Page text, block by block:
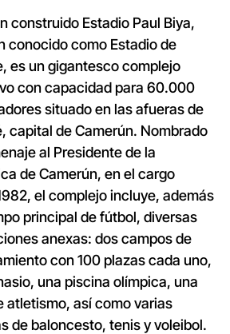
construido Estadio Paul Biya,
conocido como Estadio de
es un gigantesco complejo
con capacidad para 60.000
situado en las afueras de
capital de Camerún. Nombrado
al Presidente de la
de Camerún, en el cargo
el complejo incluye, además
principal de fútbol, diversas
anexas: dos campos de
con 100 plazas cada uno,
una piscina olímpica, una
atletismo, así como varias
de baloncesto, tenis y voleibol.